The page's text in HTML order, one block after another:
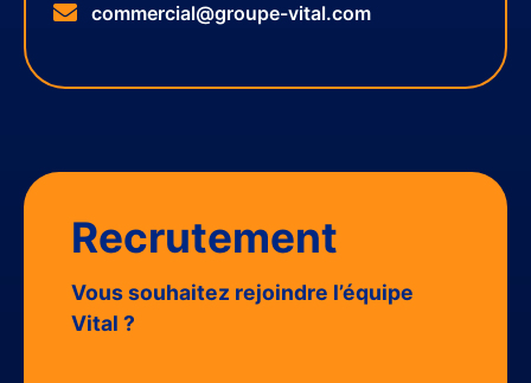
commercial@groupe-vital.com
Recrutement
Vous souhaitez rejoindre l’équipe
Vital ?